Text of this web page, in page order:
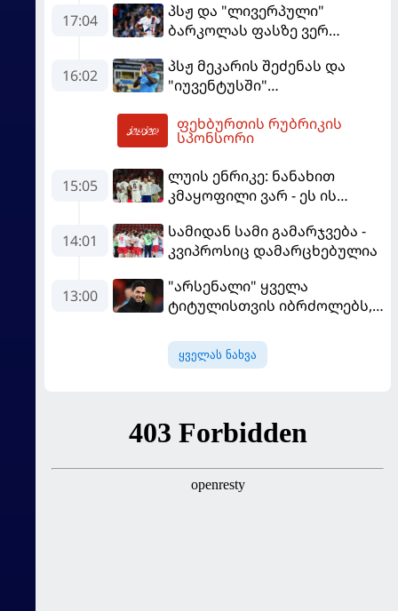
გახდა
17:04
პსჟ და "ლივერპული"
ბარკოლას ფასზე ვერ
16:02
პსჟ მეკარის შეძენას და
"იუვენტუსში"
ფეხბურთის რუბრიკის
სპონსორი
15:05
ლუის ენრიკე: ნანახით
კმაყოფილი ვარ - ეს ის
გვინდოდა
14:01
სამიდან სამი გამარჯვება -
კვიპროსიც დამარცხებულია
13:00
"არსენალი" ყველა
ტიტულისთვის იბრძოლებს,
გვსურს" - მიკელ არტეტა
ყველას ნახვა